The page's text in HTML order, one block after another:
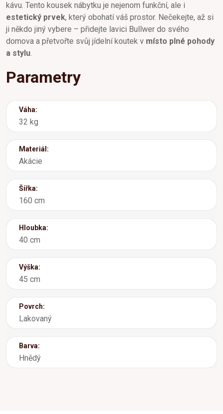
kávu. Tento kousek nábytku je nejenom funkční, ale i
estetický prvek, který obohatí váš prostor. Nečekejte, až si
ji někdo jiný vybere – přidejte lavici Bullwer do svého
domova a přetvořte svůj jídelní koutek v místo plné pohody
a stylu
Parametry
Váha:
32 kg
Materiál:
Akácie
Šířka:
160 cm
Hloubka:
40 cm
Výška:
45 cm
Povrch:
Lakovaný
Barva:
Hnědý